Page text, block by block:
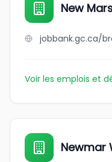
New
Voir les emplois et
Newmar